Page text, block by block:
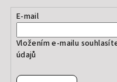
E-mail
Vložením e-mailu
údajů